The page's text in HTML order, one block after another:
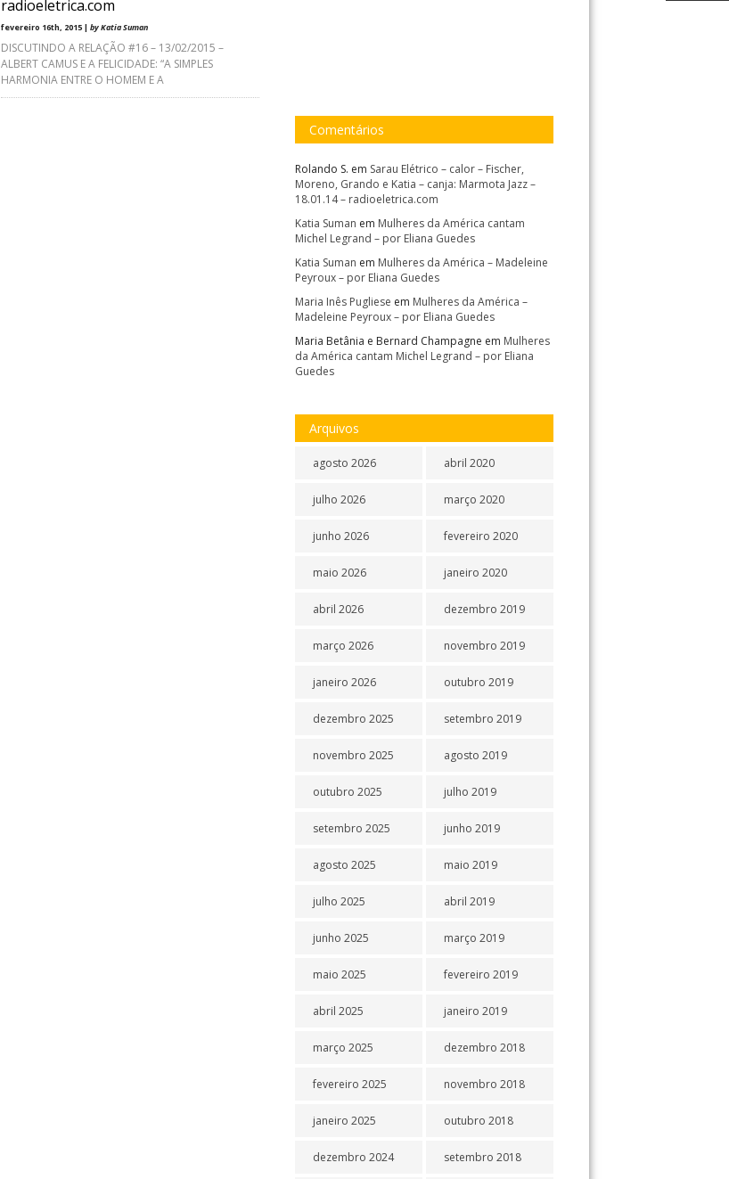
radioeletrica.com
fevereiro 16th, 2015 | by Katia Suman
DISCUTINDO A RELAÇÃO #16 – 13/02/2015 –
ALBERT CAMUS E A FELICIDADE: “A SIMPLES
HARMONIA ENTRE O HOMEM E A
Comentários
Rolando S. em Sarau Elétrico – calor – Fischer,
Moreno, Grando e Katia – canja: Marmota Jazz –
18.01.14 – radioeletrica.com
Katia Suman em Mulheres da América cantam
Michel Legrand – por Eliana Guedes
Katia Suman em Mulheres da América – Madeleine
Peyroux – por Eliana Guedes
Maria Inês Pugliese em Mulheres da América –
Madeleine Peyroux – por Eliana Guedes
Maria Betânia e Bernard Champagne em Mulheres
da América cantam Michel Legrand – por Eliana
Guedes
Arquivos
agosto 2026
julho 2026
junho 2026
maio 2026
abril 2026
março 2026
janeiro 2026
dezembro 2025
novembro 2025
outubro 2025
setembro 2025
agosto 2025
julho 2025
junho 2025
maio 2025
abril 2025
março 2025
fevereiro 2025
janeiro 2025
dezembro 2024
abril 2020
março 2020
fevereiro 2020
janeiro 2020
dezembro 2019
novembro 2019
outubro 2019
setembro 2019
agosto 2019
julho 2019
junho 2019
maio 2019
abril 2019
março 2019
fevereiro 2019
janeiro 2019
dezembro 2018
novembro 2018
outubro 2018
setembro 2018